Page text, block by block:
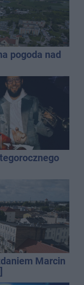
pogoda nad
Marcin